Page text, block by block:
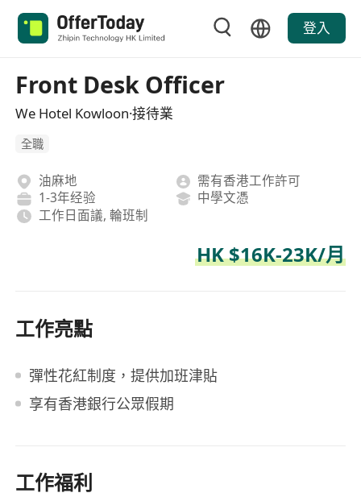
登入
Front Desk Officer
We Hotel Kowloon·接待業
全職
油麻地
需有香港工作許可
1-3年经验
中學文憑
工作日面議, 輪班制
HK $16K-23K/月
工作亮點
彈性花紅制度，提供加班津貼
享有香港銀行公眾假期
工作福利